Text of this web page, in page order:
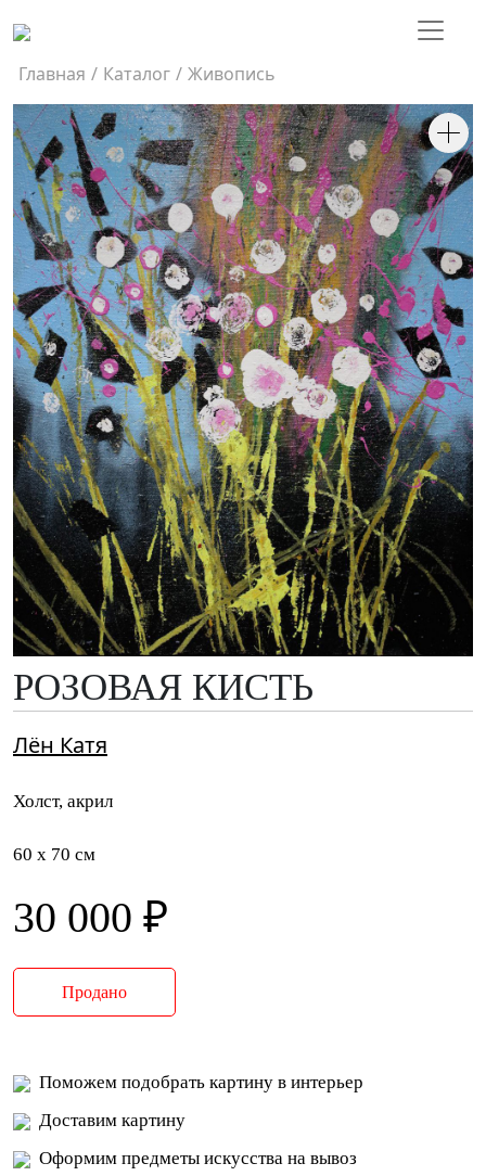
Главная / Каталог / Живопись
РОЗОВАЯ КИСТЬ
Лён Катя
Холст, акрил
60 x 70 см
30 000 ₽
Продано
Поможем подобрать картину в интерьер
Доставим картину
Оформим предметы искусства на вывоз